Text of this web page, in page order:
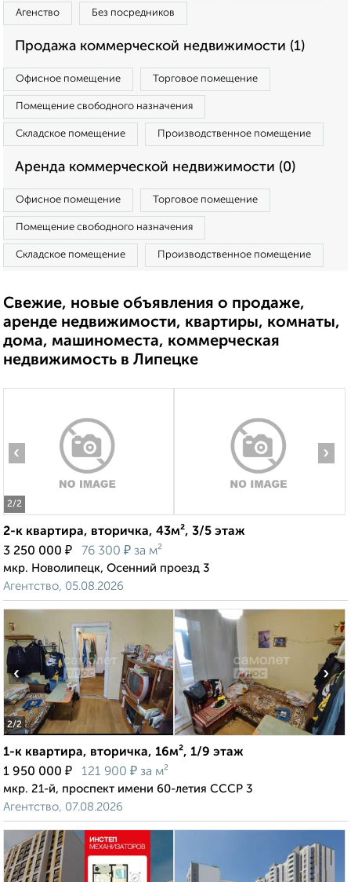
Агенство Без посредников
Продажа коммерческой недвижимости (1)
Офисное помещение Торговое помещение
Помещение свободного назначения
Складское помещение Производственное помещение
Аренда коммерческой недвижимости (0)
Офисное помещение Торговое помещение
Помещение свободного назначения
Складское помещение Производственное помещение
Свежие, новые объявления о продаже,
аренде недвижимости, квартиры, комнаты,
дома, машиноместа, коммерческая
недвижимость в Липецке
2/2
‹ ›
2-к квартира, вторичка, 43м², 3/5 этаж
3 250 000 ₽ 76 300 ₽ за м²
мкр. Новолипецк, Осенний проезд 3
Агентство, 05.08.2026
2/2
‹ ›
1-к квартира, вторичка, 16м², 1/9 этаж
1 950 000 ₽ 121 900 ₽ за м²
мкр. 21-й, проспект имени 60-летия СССР 3
Агентство, 07.08.2026